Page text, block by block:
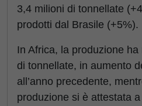
3,4 milioni di tonnellate
prodotti dal Brasile (+5%).
In Africa, la produzione
di tonnellate, in aumento
all’anno precedente,
produzione si è attestata